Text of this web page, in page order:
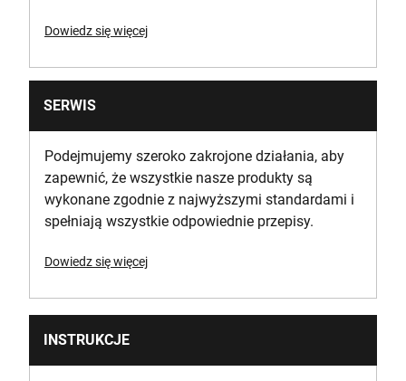
Dowiedz się więcej
SERWIS
Podejmujemy szeroko zakrojone działania, aby
zapewnić, że wszystkie nasze produkty są
wykonane zgodnie z najwyższymi standardami i
spełniają wszystkie odpowiednie przepisy.
Dowiedz się więcej
INSTRUKCJE